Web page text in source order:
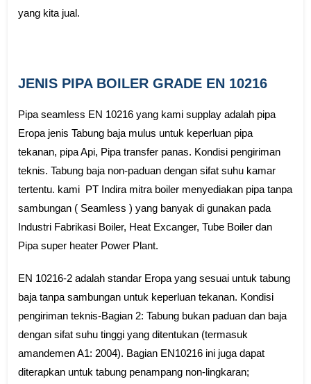
yang kita jual.
JENIS PIPA BOILER GRADE EN 10216
Pipa seamless EN 10216 yang kami supplay adalah pipa
Eropa jenis Tabung baja mulus untuk keperluan pipa
tekanan, pipa Api, Pipa transfer panas. Kondisi pengiriman
teknis. Tabung baja non-paduan dengan sifat suhu kamar
tertentu. kami PT Indira mitra boiler menyediakan pipa tanpa
sambungan ( Seamless ) yang banyak di gunakan pada
Industri Fabrikasi Boiler, Heat Excanger, Tube Boiler dan
Pipa super heater Power Plant.
EN 10216-2 adalah standar Eropa yang sesuai untuk tabung
baja tanpa sambungan untuk keperluan tekanan. Kondisi
pengiriman teknis-Bagian 2: Tabung bukan paduan dan baja
dengan sifat suhu tinggi yang ditentukan (termasuk
amandemen A1: 2004). Bagian EN10216 ini juga dapat
diterapkan untuk tabung penampang non-lingkaran;